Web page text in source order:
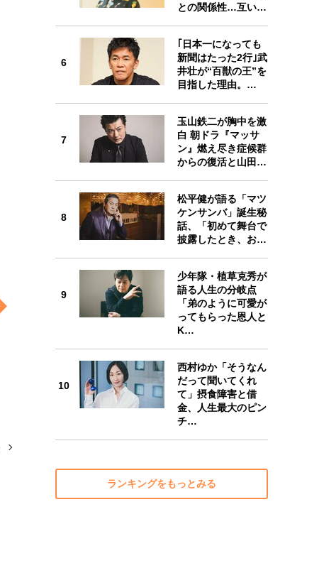
との関係性…互い…
6
｢日本一になっても
新聞はたった2行｣武
井壮が“百獣の王”を
目指した理由。…
7
玉山鉄二が胸中を激
白 朝ドラ『マッサ
ン』燃え尽き症候群
からの復活と山田…
8
松平健が語る「マツ
ケンサンバ」誕生秘
話、「初めて舞台で
披露したとき、お…
9
少年隊・植草克秀が
語る人生の分岐点
「弟のように可愛が
ってもらった恩人と
K…
10
西村ゆか「そうなん
だって聞いてくれ
て」摂食障害と借
金、人生最大のピン
チ…
ランキングをもっとみる